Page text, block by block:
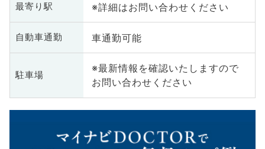
最寄り駅 ※詳細はお問い合わせください
自動車通勤 車通勤可能
駐車場
※最新情報を確認いたしますので
お問い合わせください